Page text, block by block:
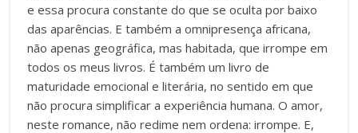
e essa procura constante do que se oculta por baixo
das aparências. E também a omnipresença africana,
não apenas geográfica, mas habitada, que irrompe em
todos os meus livros. É também um livro de
maturidade emocional e literária, no sentido em que
não procura simplificar a experiência humana. O amor,
neste romance, não redime nem ordena: irrompe. E,